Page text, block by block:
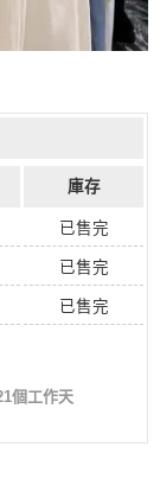
庫存
已售完
已售完
已售完
個工作天